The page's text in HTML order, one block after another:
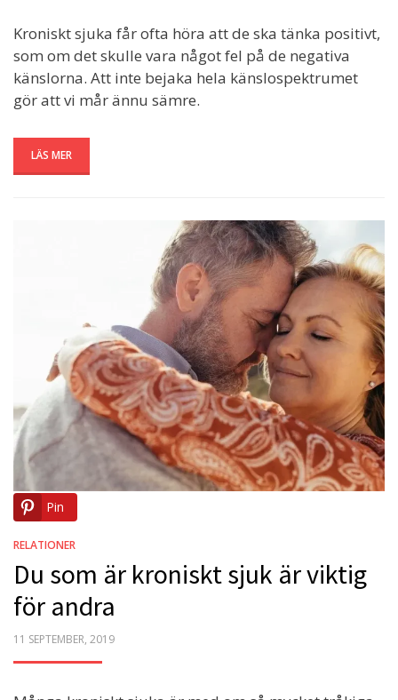
Kroniskt sjuka får ofta höra att de ska tänka positivt,
som om det skulle vara något fel på de negativa
känslorna. Att inte bejaka hela känslospektrumet
gör att vi mår ännu sämre.
LÄS MER
Pin
RELATIONER
Du som är kroniskt sjuk är viktig
för andra
POSTED
11 SEPTEMBER, 2019